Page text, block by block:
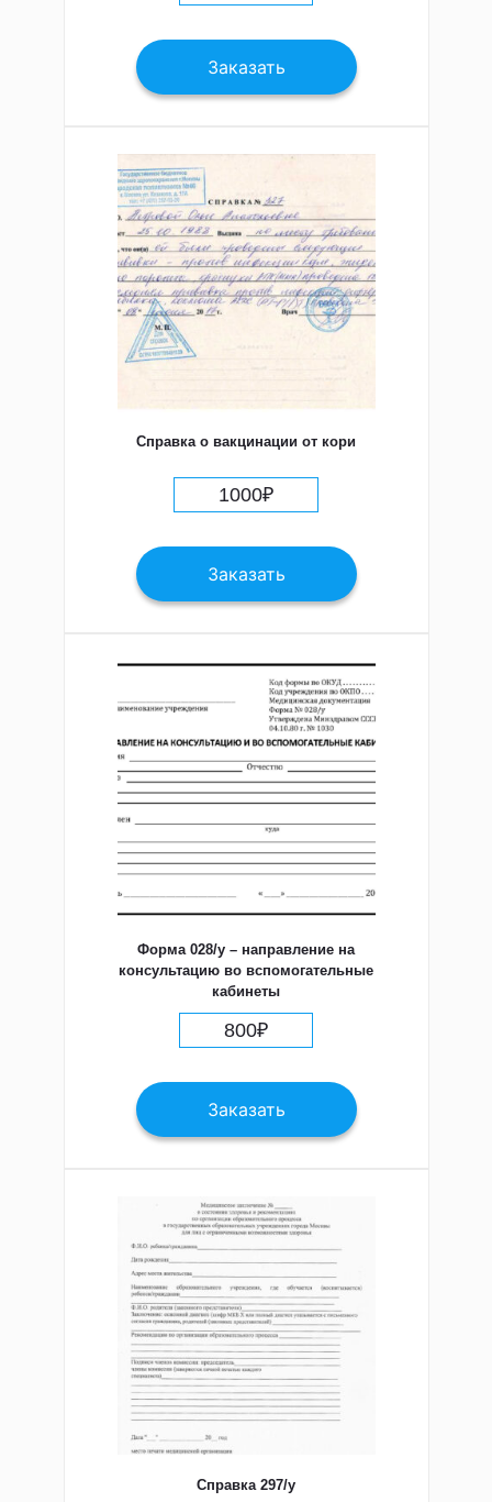
Заказать
Справка о вакцинации от кори
1000₽
Заказать
Форма 028/у – направление на
консультацию во вспомогательные
кабинеты
800₽
Заказать
Справка 297/у